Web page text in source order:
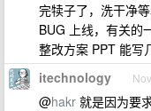
完犊子了，洗干净
BUG 上线，有关的
整改方案 PPT 能写
itechnology
@hakr 就是因为要